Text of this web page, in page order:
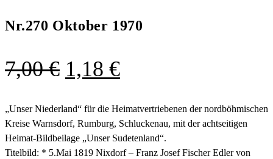
Nr.270 Oktober 1970
7,00€ Ursprünglicher
war:
7,00 €
1,18 €Aktueller
ist:
1,18 €.
„Unser Niederland“ für die Heimatvertriebenen der nordböhmischen
Kreise Warnsdorf, Rumburg, Schluckenau, mit der achtseitigen
Heimat-Bildbeilage „Unser Sudetenland“.
Titelbild: * 5.Mai 1819 Nixdorf – Franz Josef Fischer Edler von